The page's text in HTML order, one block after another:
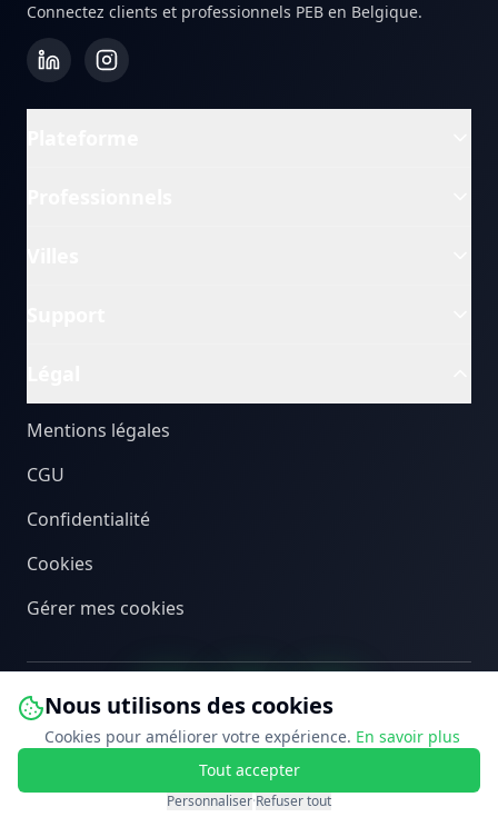
Nous utilisons des cookies
Cookies pour améliorer votre expérience. En savoir plus
Tout accepter
Personnaliser·Refuser tout
Connectez clients et professionnels PEB en Belgique.
Mentions légales
CGU
Confidentialité
Cookies
Gérer mes cookies
PEB Connect. Tous droits réservés.